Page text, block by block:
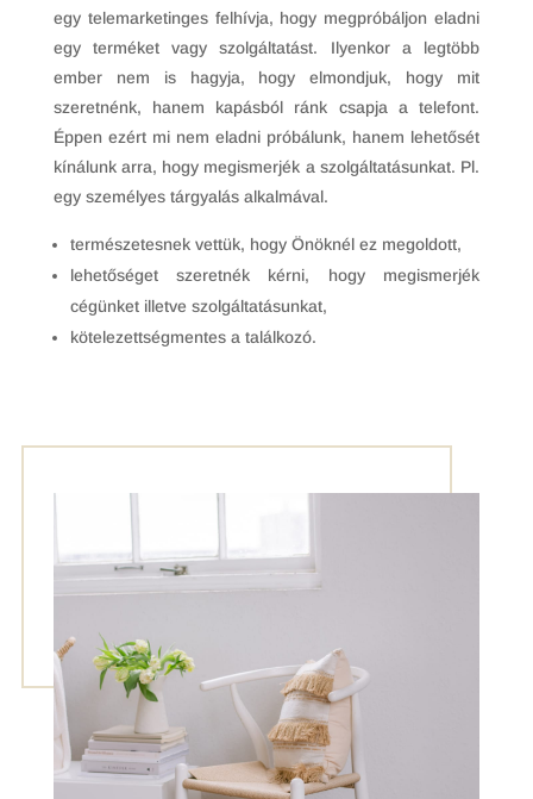
egy telemarketinges felhívja, hogy megpróbáljon eladni
egy terméket vagy szolgáltatást. Ilyenkor a legtöbb
ember nem is hagyja, hogy elmondjuk, hogy mit
szeretnénk, hanem kapásból ránk csapja a telefont.
Éppen ezért mi nem eladni próbálunk, hanem lehetősét
kínálunk arra, hogy megismerjék a szolgáltatásunkat. Pl.
egy személyes tárgyalás alkalmával.
természetesnek vettük, hogy Önöknél ez megoldott,
lehetőséget szeretnék kérni, hogy megismerjék
cégünket illetve szolgáltatásunkat,
kötelezettségmentes a találkozó.